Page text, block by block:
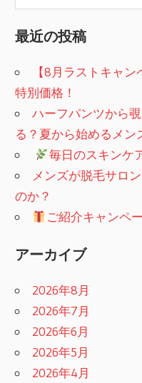
最近の投稿
【8月ラストキャ
特別価格！
ハーフパンツから
る？夏から始めるメン
毎日のスキンケ
メンズが脱毛サロ
のか？
ご紹介キャンペ
アーカイブ
2026年8月
2026年7月
2026年6月
2026年5月
2026年4月